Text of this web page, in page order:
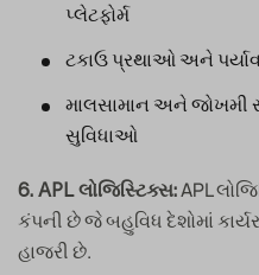
પ્લેટફોર્મ
ટકાઉ પ્રથાઓ અને
માલસામાન અને જોખમી
સુવિધાઓ
6. APL લોજિસ્ટિક્સ:APL
કંપની છે જે બહુવિધ દેશોમાં
હાજરી છે.